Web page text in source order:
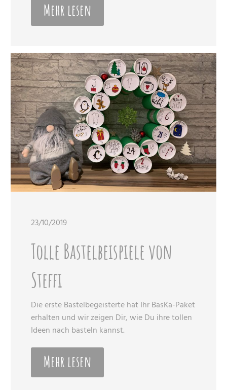
Mehr lesen
23/10/2019
Tolle Bastelbeispiele von
Steffi
Die erste Bastelbegeisterte hat Ihr BasKa-Paket
erhalten und wir zeigen Dir, wie Du ihre tollen
Ideen nach basteln kannst.
Mehr lesen